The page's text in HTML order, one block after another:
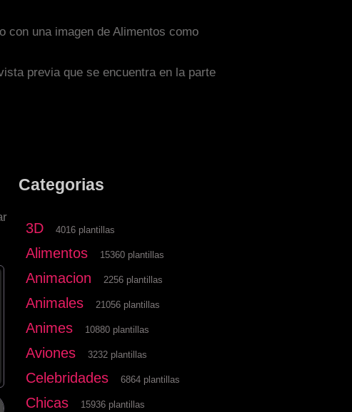
con una imagen de Alimentos como
previa que se encuentra en la parte
Categorias
3D 4016 plantillas
Alimentos 15360 plantillas
Animacion 2256 plantillas
Animales 21056 plantillas
Animes 10880 plantillas
Aviones 3232 plantillas
Celebridades 6864 plantillas
Chicas 15936 plantillas